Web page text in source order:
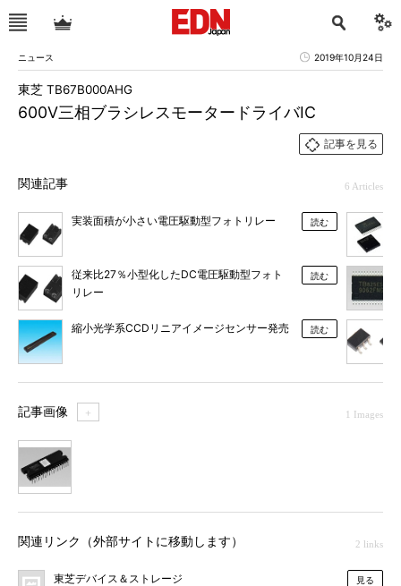
ニュース 2019年10月24日
600V三相ブラシレスモータードライバIC
東芝 TB67B000AHG
記事を見る
関連記事 6 Articles
実装面積が小さい電圧駆動型フォトリレー 読む
従来比27％小型化したDC電圧駆動型フォト
リレー
読む
縮小光学系CCDリニアイメージセンサー発売 読む
記事画像 ＋ 1 Images
関連リンク（外部サイトに移動します） 2 links
東芝デバイス＆ストレージ 見る